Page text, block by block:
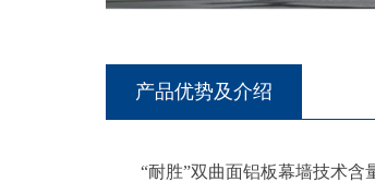
产品优势及介绍
“耐胜”双曲面铝板幕墙技术